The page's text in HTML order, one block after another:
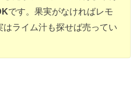
です。果実がなければレモ
ライム汁も探せば売ってい